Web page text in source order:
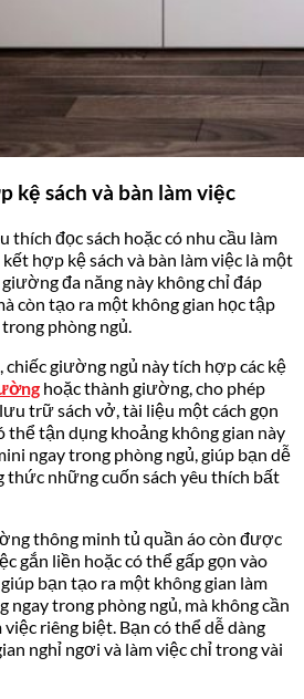
kệ sách và bàn làm việc
đọc sách hoặc có nhu cầu làm
hợp kệ sách và bàn làm việc là một
đa năng này không chỉ đáp
còn tạo ra một không gian học tập
phòng ngủ.
giường ngủ này tích hợp các kệ
hoặc thành giường, cho phép
trữ sách vở, tài liệu một cách gọn
thể tận dụng khoảng không gian này
ngay trong phòng ngủ, giúp bạn dễ
những cuốn sách yêu thích bất
thông minh tủ quần áo còn được
gắn liền hoặc có thể gấp gọn vào
bạn tạo ra một không gian làm
trong phòng ngủ, mà không cần
riêng biệt. Bạn có thể dễ dàng
nghỉ ngơi và làm việc chỉ trong vài